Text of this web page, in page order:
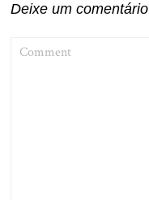
Deixe um comentário